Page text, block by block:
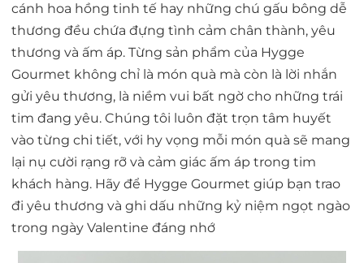
cánh hoa hồng tinh tế hay những chú gấu bông dễ
thương đều chứa đựng tình cảm chân thành, yêu
thương và ấm áp. Từng sản phẩm của Hygge
Gourmet không chỉ là món quà mà còn là lời nhắn
gửi yêu thương, là niềm vui bất ngờ cho những trái
tim đang yêu. Chúng tôi luôn đặt trọn tâm huyết
vào từng chi tiết, với hy vọng mỗi món quà sẽ mang
lại nụ cười rạng rỡ và cảm giác ấm áp trong tim
khách hàng. Hãy để Hygge Gourmet giúp bạn trao
đi yêu thương và ghi dấu những kỷ niệm ngọt ngào
trong ngày Valentine đáng nhớ